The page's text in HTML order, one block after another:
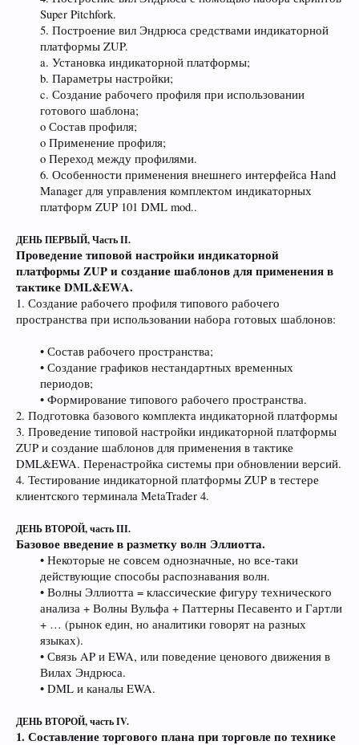
Super Pitchfork.
5. Построение вил Эндрюса средствами индикаторной
платформы ZUP.
a. Установка индикаторной платформы;
b. Параметры настройки;
c. Создание рабочего профиля при использовании
готового шаблона;
o Состав профиля;
o Применение профиля;
o Переход между профилями.
6. Особенности применения внешнего интерфейса Hand
Manager для управления комплектом индикаторных
платформ ZUP 101 DML mod..​
ДЕНЬ ПЕРВЫЙ, Часть II.
Проведение типовой настройки индикаторной
платформы ZUP и создание шаблонов для применения в
тактике DML&EWA.
1. Создание рабочего профиля типового рабочего
пространства при использовании набора готовых шаблонов:
• Состав рабочего пространства;
• Создание графиков нестандартных временных
периодов;
• Формирование типового рабочего пространства.​
2. Подготовка базового комплекта индикаторной платформы
3. Проведение типовой настройки индикаторной платформы
ZUP и создание шаблонов для применения в тактике
DML&EWA. Перенастройка системы при обновлении версий.
4. Тестирование индикаторной платформы ZUP в тестере
клиентского терминала MetaTrader 4.
ДЕНЬ ВТОРОЙ, часть III.
Базовое введение в разметку волн Эллиотта.
• Некоторые не совсем однозначные, но все-таки
действующие способы распознавания волн.
• Волны Эллиотта = классические фигуру технического
анализа + Волны Вульфа + Паттерны Песавенто и Гартли
+ … (рынок един, но аналитики говорят на разных
языках).
• Связь AP и EWA, или поведение ценового движения в
Вилах Эндрюса.
• DML и каналы EWA.​
ДЕНЬ ВТОРОЙ, часть IV.
1. Составление торгового плана при торговле по технике